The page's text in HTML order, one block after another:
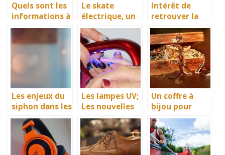
Quels sont les
informations à
savoir pour
choisir un four
à pizza
électrique?
Le skate
électrique, un
moyen de
transport
innovateur et
facilitateur
pour assurer
un excellent
déplacement
Intérêt de
retrouver la
santé grâce
aux bienfaits
de l’appareil
crythérapie
Les enjeux du
siphon dans les
cuisines
familiales.
Les lampes UV;
Les nouvelles
stars de la
cosmétique
Un coffre à
bijou pour
empêcher la
dégradation de
vos bijoux de
valeur